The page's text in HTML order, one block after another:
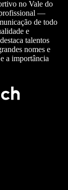
no Vale do
profissional —
de todo
e
talentos
nomes e
a importância